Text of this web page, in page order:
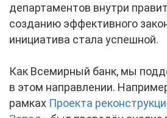
департаментов внутри
созданию эффективного
инициатива стала успешной.
Как Всемирный банк, мы
в этом направлении.
рамках Проекта